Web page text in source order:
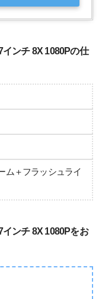
ンチ 8X 1080Pの仕
ム＋フラッシュライ
ンチ 8X 1080Pをお